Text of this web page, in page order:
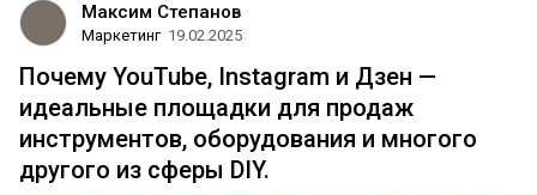
Максим Степанов
Маркетинг 19.02.2025
Почему YouTube, Instagram и Дзен —
идеальные площадки для продаж
инструментов, оборудования и многого
другого из сферы DIY.